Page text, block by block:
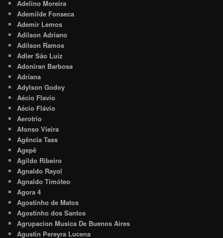
Adelino Moreira
Ademilde Fonseca
Ademir Lemos
Adilson Adriano
Adilson Ramos
Adler São Luiz
Adoniran Barbosa
Adriana
Adylson Godoy
Aécio Flavio
Aécio Flávio
Aerotrio
Afonso Vieira
Agência Tass
Agepê
Agildo Ribeiro
Agnaldo Rayol
Agnaldo Timóteo
Agora 4
Agostinho de Matos
Agostinho dos Santos
Agrupacion Musica De Buenos Aires
Agustin Pereyra Lucena